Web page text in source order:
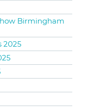
Birmingham
2025